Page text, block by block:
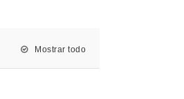
Mostrar todo